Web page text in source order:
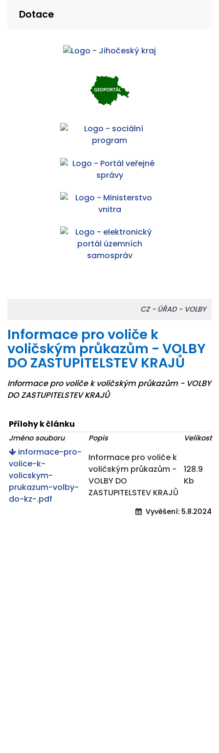
Dotace
CZ- ÚŘAD- VOLBY
Informace pro voliče k
voličským průkazům - VOLBY
DO ZASTUPITELSTEV KRAJŮ
Informace pro voliče k voličským průkazům - VOLBY
DO ZASTUPITELSTEV KRAJŮ
Přílohy k článku
Jméno souboru Popis Velikost
informace-pro-
volice-k-
volicskym-
prukazum-volby-
do-kz-.pdf
Informace pro voliče k
voličským průkazům -
VOLBY DO
ZASTUPITELSTEV KRAJŮ
128.9
Kb
Vyvěšení: 5.8.2024